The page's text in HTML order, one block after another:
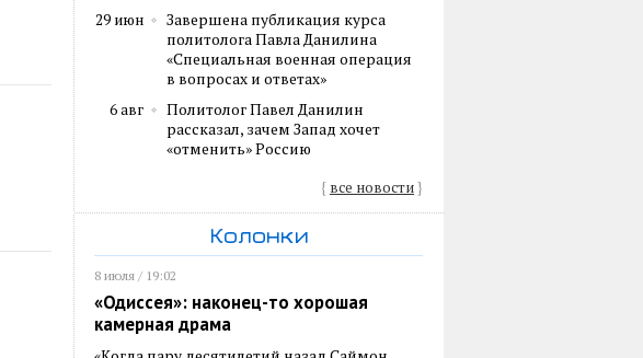
29 июн
Завершена публикация курса
политолога Павла Данилина
«Специальная военная операция
в вопросах и ответах»
6 авг
Политолог Павел Данилин
рассказал, зачем Запад хочет
«отменить» Россию
{ все новости}
Колонки
8 июля / 19:02
«Одиссея»: наконец-то хорошая
камерная драма